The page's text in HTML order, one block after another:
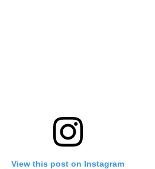
View this post on Instagram